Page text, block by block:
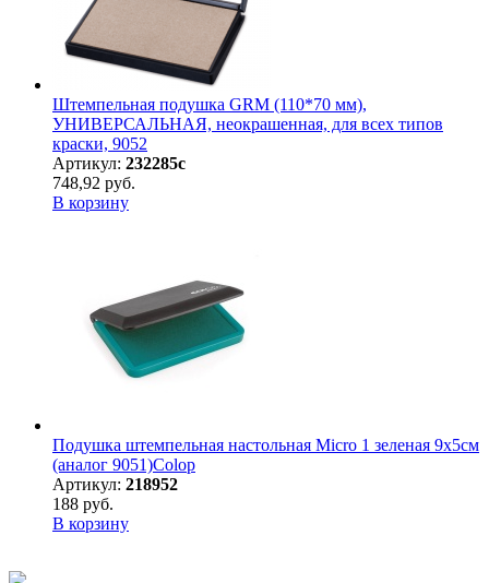
Штемпельная подушка GRM (110*70 мм),
УНИВЕРСАЛЬНАЯ, неокрашенная, для всех типов
краски, 9052
Артикул: 232285с
748,92 руб.
В корзину
Подушка штемпельная настольная Micro 1 зеленая 9х5см
(аналог 9051)Colop
Артикул: 218952
188 руб.
В корзину